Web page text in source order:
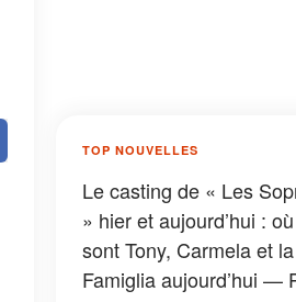
TOP NOUVELLES
Le casting de « Les
» hier et aujourd’hui :
sont Tony, Carmela et la
Famiglia aujourd’hui —